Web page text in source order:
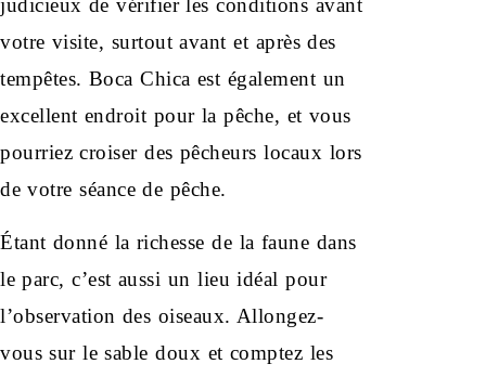
judicieux de vérifier les conditions avant
votre visite, surtout avant et après des
tempêtes. Boca Chica est également un
excellent endroit pour la pêche, et vous
pourriez croiser des pêcheurs locaux lors
de votre séance de pêche.
Étant donné la richesse de la faune dans
le parc, c’est aussi un lieu idéal pour
l’observation des oiseaux. Allongez-
vous sur le sable doux et comptez les